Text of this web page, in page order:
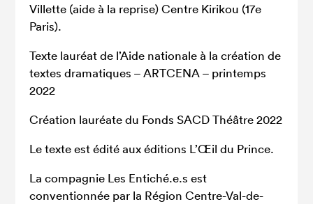
Villette (aide à la reprise) Centre Kirikou (17e
Paris).
Texte lauréat de l’Aide nationale à la création de
textes dramatiques – ARTCENA – printemps
2022
Création lauréate du Fonds SACD Théâtre 2022
Le texte est édité aux éditions L’Œil du Prince.
La compagnie Les Entiché.e.s est
conventionnée par la Région Centre-Val-de-